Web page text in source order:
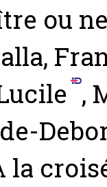
ou
,
la